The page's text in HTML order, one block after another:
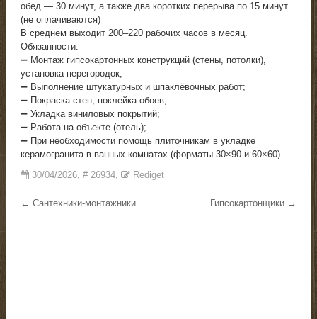
обед — 30 минут, а также два коротких перерыва по 15 минут
(не оплачиваются)
В среднем выходит 200–220 рабочих часов в месяц.
Обязанности:
➖ Монтаж гипсокартонных конструкций (стены, потолки),
установка перегородок;
➖ Выполнение штукатурных и шпаклёвочных работ;
➖ Покраска стен, поклейка обоев;
➖ Укладка виниловых покрытий;
➖ Работа на объекте (отель);
➖ При необходимости помощь плиточникам в укладке
керамогранита в ванных комнатах (форматы 30×90 и 60×60)
30/04/2026, # 26934, Rediģēt
← Сантехники-монтажники Гипсокартонщики →